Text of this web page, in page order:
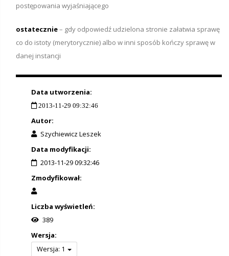
postępowania wyjaśniającego
ostatecznie– gdy odpowiedź udzielona stronie załatwia sprawę
co do istoty (merytorycznie) albo w inni sposób kończy sprawę w
danej instancji
Data utworzenia:
2013-11-29 09:32:46
Autor:
Szychiewicz Leszek
Data modyfikacji:
2013-11-29 09:32:46
Zmodyfikował:
Liczba wyświetleń:
389
Wersja:
Wersja: 1